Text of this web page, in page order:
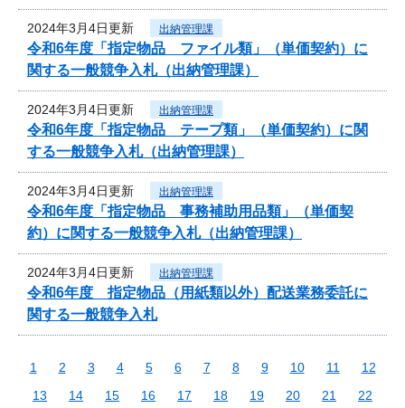
2024年3月4日更新 出納管理課
令和6年度「指定物品 ファイル類」（単価契約）に
関する一般競争入札（出納管理課）
2024年3月4日更新 出納管理課
令和6年度「指定物品 テープ類」（単価契約）に関
する一般競争入札（出納管理課）
2024年3月4日更新 出納管理課
令和6年度「指定物品 事務補助用品類」（単価契
約）に関する一般競争入札（出納管理課）
2024年3月4日更新 出納管理課
令和6年度 指定物品（用紙類以外）配送業務委託に
関する一般競争入札
1 2 3 4 5 6 7 8 9 10 11
12
13
14 15 16 17 18 19 20 21
22